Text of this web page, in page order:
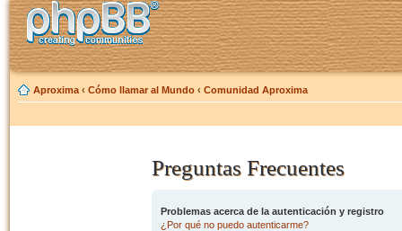
Aproxima ‹ Cómo llamar al Mundo ‹ Comunidad Aproxima
Preguntas Frecuentes
Problemas acerca de la autenticación y registro
¿Por qué no puedo autenticarme?